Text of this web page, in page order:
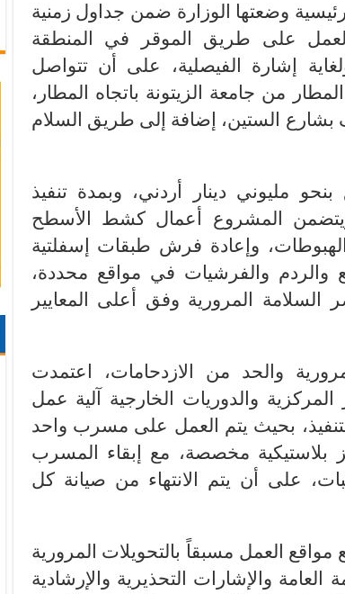
وضعتها الوزارة ضمن جداول زمنية
على طريق الموقر في المنطقة
إشارة الفيصلية، على أن تتواصل
من جامعة الزيتونة باتجاه المطار،
الستين، إضافة إلى طريق السلام
مليوني دينار أردني، وبمدة تنفيذ
إلى 180 يوماً، ويتضمن المشروع أعمال كشط الأسطح
وإعادة فرش طبقات إسفلتية
والردم والفرشيات في مواقع محددة،
السلامة المرورية وفق أعلى المعايير
والحد من الازدحامات، اعتمدت
المركزية والدوريات الخارجية آلية عمل
بحيث يتم العمل على مسرب واحد
مخصصة، مع إبقاء المسرب
على أن يتم الانتهاء من صيانة كل
العمل مسبقاً بالتحويلات المرورية
العامة والإشارات التحذيرية والإرشادية